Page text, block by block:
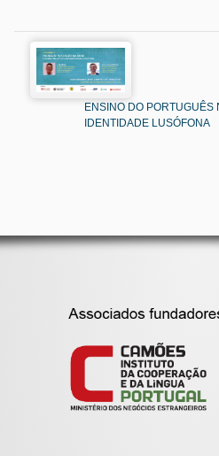
ENSINO DO PORTUGUÊS
IDENTIDADE LUSÓFONA